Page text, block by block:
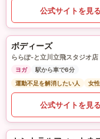
公式サイトを見る
ボディーズ
ららぽ-と立川立飛スタジオ店
ヨガ
駅から車で6分
運動不足を解消したい人
女
公式サイトを見る